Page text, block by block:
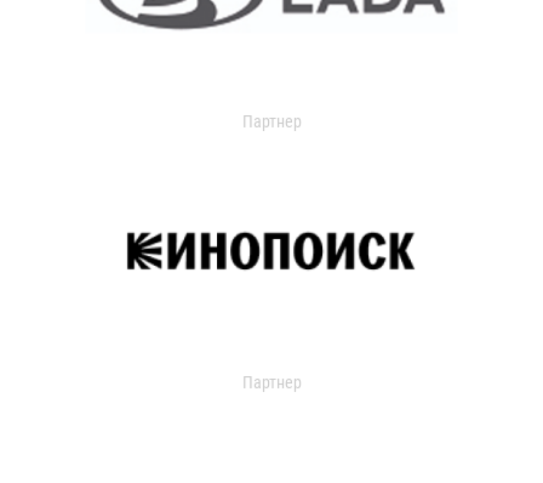
Партнер
Партнер